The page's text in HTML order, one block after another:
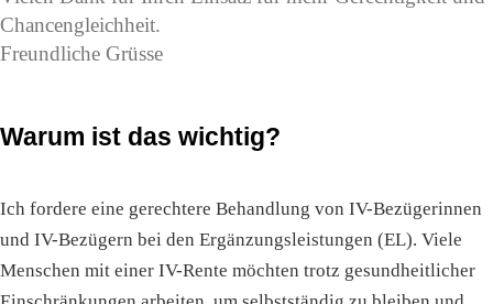
Chancengleichheit.
Freundliche Grüsse
Warum ist das wichtig?
Ich fordere eine gerechtere Behandlung von IV-Bezügerinnen
und IV-Bezügern bei den Ergänzungsleistungen (EL). Viele
Menschen mit einer IV-Rente möchten trotz gesundheitlicher